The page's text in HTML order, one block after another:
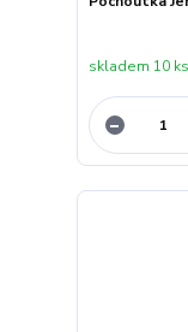
skladem 10 ks